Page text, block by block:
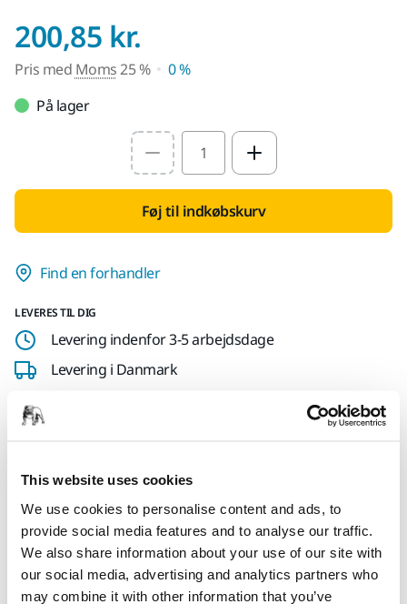
This website uses cookies
We use cookies to personalise content and ads, to
provide social media features and to analyse our traffic.
We also share information about your use of our site with
our social media, advertising and analytics partners who
may combine it with other information that you’ve
200,85 kr.
Pris med Moms25 %
0 %
På lager
Select quantity value
Føj til indkøbskurv
Find en forhandler
LEVERES TIL DIG
Levering indenfor 3-5 arbejdsdage
Levering i Danmark
Fragt fri levering ved ordrer over 599,- kr incl moms.
Tekniske detaljer